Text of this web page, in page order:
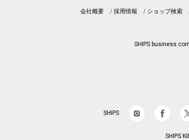
会社概要
採用情報 ショップ検索
SHIPS business
SHIPS
SHIPS